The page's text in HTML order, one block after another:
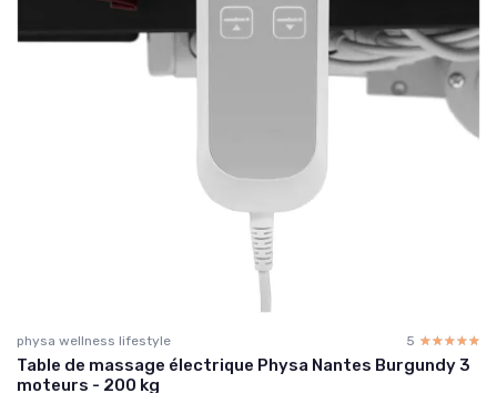
physa wellness lifestyle 5 ☆☆☆☆☆
★★★★★
Table de massage électrique Physa Nantes Burgundy 3
moteurs - 200 kg